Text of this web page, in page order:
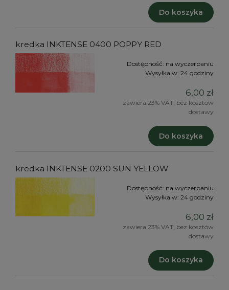
Do koszyka
kredka INKTENSE 0400 POPPY RED
Dostępność: na wyczerpaniu
Wysyłka w: 24 godziny
6,00 zł
zawiera 23% VAT, bez kosztów
dostawy
Do koszyka
kredka INKTENSE 0200 SUN YELLOW
Dostępność: na wyczerpaniu
Wysyłka w: 24 godziny
6,00 zł
zawiera 23% VAT, bez kosztów
dostawy
Do koszyka